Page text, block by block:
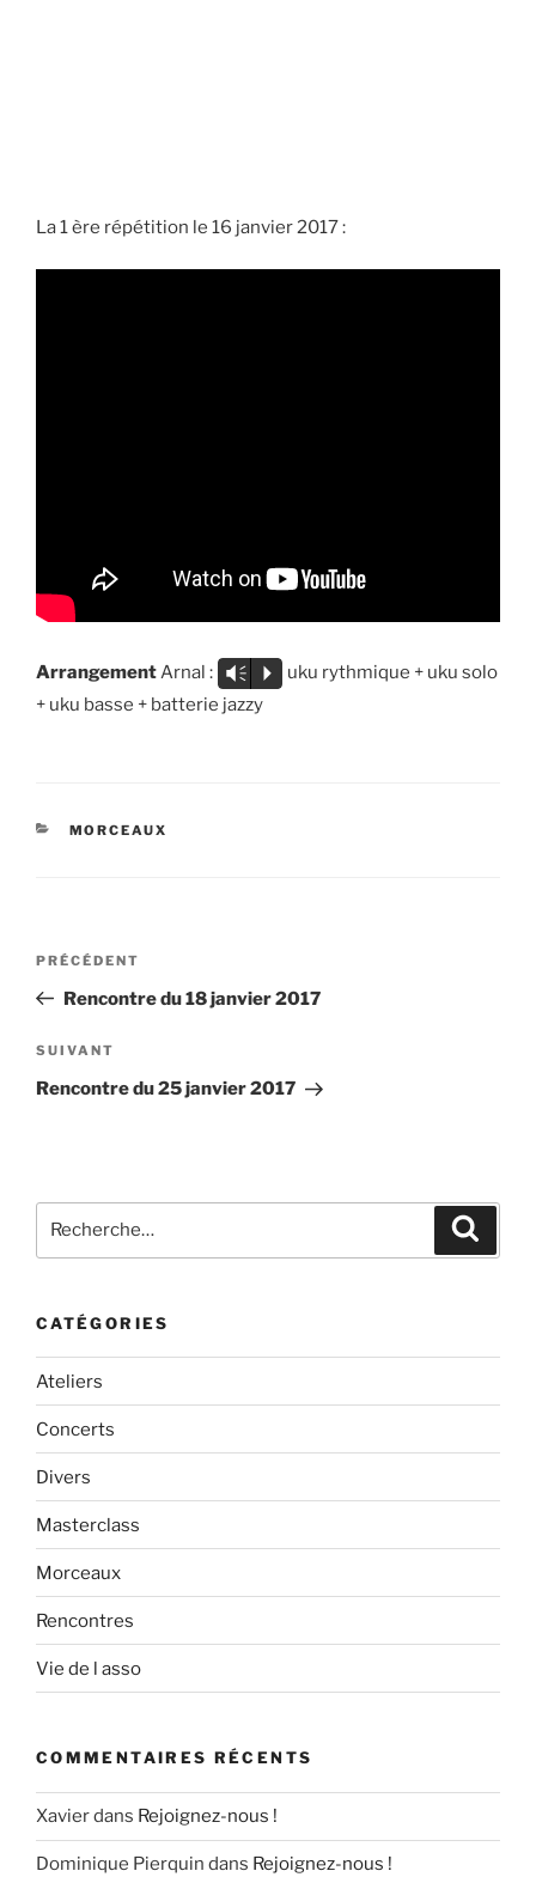
La 1 ère répétition le 16 janvier 2017 :
ArrangementArnal : Vm P
uku rythmique + uku solo
+ uku basse + batterie jazzy
CATÉGORIES
MORCEAUX
Navigation
l’article
Article
précédent
PRÉCÉDENT
Rencontre du 18 janvier 2017
Article
suivant
SUIVANT
Rencontre du 25 janvier 2017
pour
CATÉGORIES
Ateliers
Concerts
Divers
Masterclass
Morceaux
Rencontres
Vie de l asso
COMMENTAIRES RÉCENTS
Xavierdans Rejoignez-nous !
Dominique Pierquin dans Rejoignez-nous !